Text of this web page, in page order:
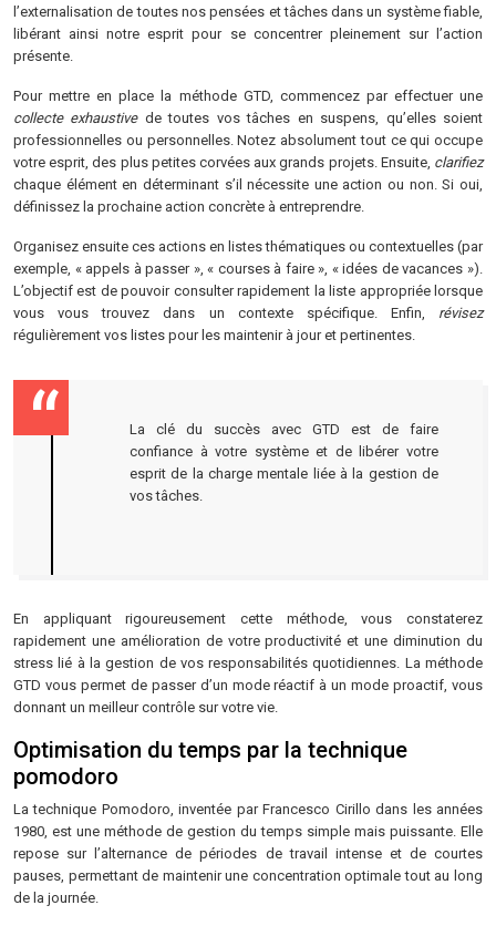
l’externalisation de toutes nos pensées et tâches dans un système fiable,
libérant ainsi notre esprit pour se concentrer pleinement sur l’action
présente.
Pour mettre en place la méthode GTD, commencez par effectuer une
collecte exhaustive de toutes vos tâches en suspens, qu’elles soient
professionnelles ou personnelles. Notez absolument tout ce qui occupe
votre esprit, des plus petites corvées aux grands projets. Ensuite, clarifiez
chaque élément en déterminant s’il nécessite une action ou non. Si oui,
définissez la prochaine action concrète à entreprendre.
Organisez ensuite ces actions en listes thématiques ou contextuelles (par
exemple, « appels à passer », « courses à faire », « idées de vacances »).
L’objectif est de pouvoir consulter rapidement la liste appropriée lorsque
vous vous trouvez dans un contexte spécifique. Enfin, révisez
régulièrement vos listes pour les maintenir à jour et pertinentes.
La clé du succès avec GTD est de faire
confiance à votre système et de libérer votre
esprit de la charge mentale liée à la gestion de
vos tâches.
En appliquant rigoureusement cette méthode, vous constaterez
rapidement une amélioration de votre productivité et une diminution du
stress lié à la gestion de vos responsabilités quotidiennes. La méthode
GTD vous permet de passer d’un mode réactif à un mode proactif, vous
donnant un meilleur contrôle sur votre vie.
Optimisation du temps par la technique
pomodoro
La technique Pomodoro, inventée par Francesco Cirillo dans les années
1980, est une méthode de gestion du temps simple mais puissante. Elle
repose sur l’alternance de périodes de travail intense et de courtes
pauses, permettant de maintenir une concentration optimale tout au long
de la journée.